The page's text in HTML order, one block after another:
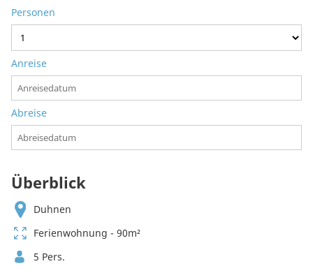
Personen
Anreise
Abreise
Überblick
Duhnen
Ferienwohnung - 90m²
5 Pers.